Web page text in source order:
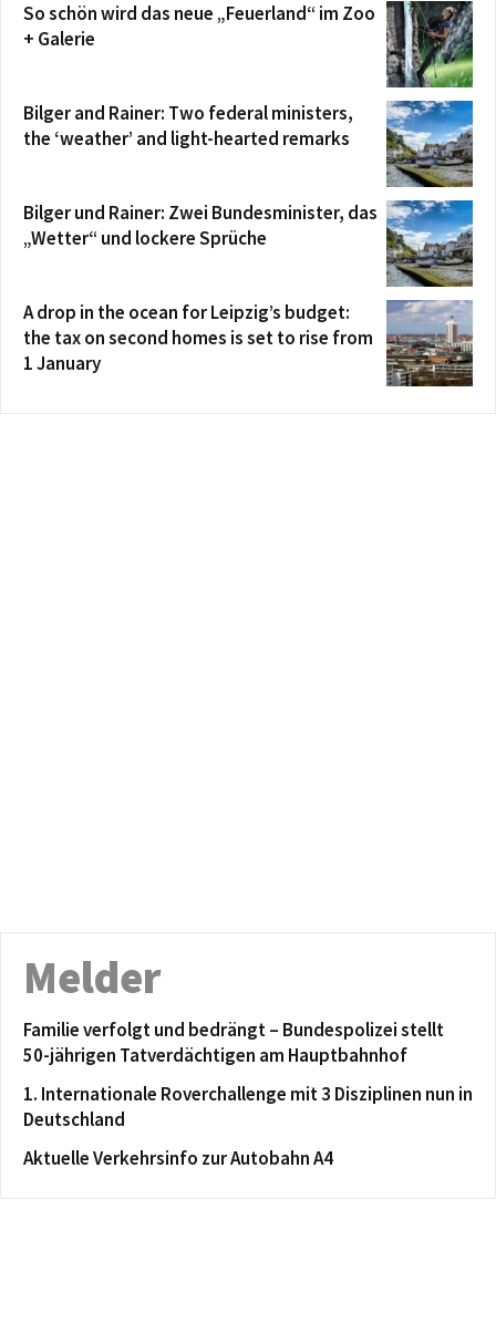
So schön wird das neue „Feuerland“ im Zoo
+ Galerie
Bilger and Rainer: Two federal ministers,
the ‘weather’ and light-hearted remarks
Bilger und Rainer: Zwei Bundesminister, das
„Wetter“ und lockere Sprüche
A drop in the ocean for Leipzig’s budget:
the tax on second homes is set to rise from
1 January
Melder
Familie verfolgt und bedrängt – Bundespolizei stellt
50-jährigen Tatverdächtigen am Hauptbahnhof
1. Internationale Roverchallenge mit 3 Disziplinen nun in
Deutschland
Aktuelle Verkehrsinfo zur Autobahn A4